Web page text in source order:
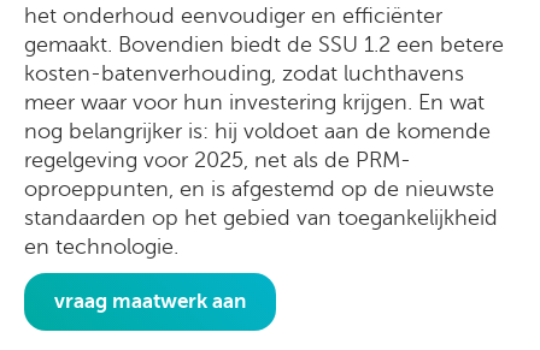
het onderhoud eenvoudiger en efficiënter
gemaakt. Bovendien biedt de SSU 1.2 een betere
kosten-batenverhouding, zodat luchthavens
meer waar voor hun investering krijgen. En wat
nog belangrijker is: hij voldoet aan de komende
regelgeving voor 2025, net als de PRM-
oproeppunten, en is afgestemd op de nieuwste
standaarden op het gebied van toegankelijkheid
en technologie.
vraag maatwerk aan